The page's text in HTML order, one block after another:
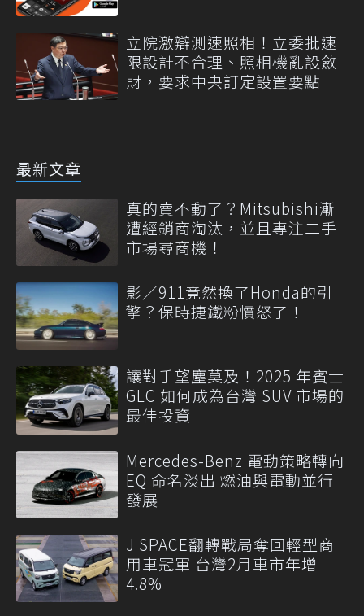
立院激辯測速照相！立委批速
限設計不合理、照相機亂設斂
財，要求中央訂定設置要點
最新文章
真的賣不動了？Mitsubishi漸
遭經銷商淘汰，並且專注二手
市場尋商機！
影／911竟然換了Honda的引
擎？保時捷鐵粉憤怒了！
讓對手望塵莫及！2025 年賓士
GLC 如何成為台灣 SUV 市場的
最佳投資
Mercedes-Benz 電動策略轉向
EQ 命名淡出 燃油與電動並行
發展
J SPACE翻轉戰局奪回輕型商
用車冠軍 台灣2月車市年增
4.8%